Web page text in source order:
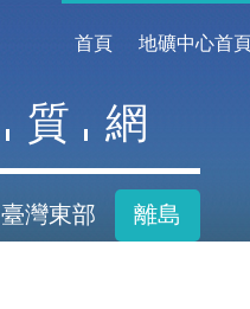
首頁 地礦中心首頁
質 網
臺灣東部 離島